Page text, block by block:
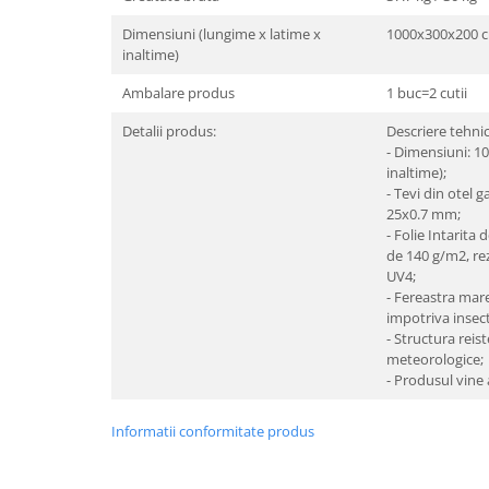
Hote decorative
Masini de spalat rufe verticale
Dimensiuni (lungime x latime x
inaltime)
1000x300x200
Ambalare produs
1 buc=2 cutii
Detalii produs:
Descriere
- Dimensiuni:
inaltime);
- Tevi din otel
25x0.7 mm;
- Folie Intarita
de 140 g/m2,
UV4;
- Fereastra
impotriva
- Structura
meteorologice;
- Produsul
Informatii conformitate produs